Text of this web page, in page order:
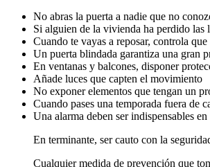
No abras la puerta a nadie que no
Si alguien de la vivienda ha perdido las
Cuando te vayas a reposar, controla
Un puerta blindada garantiza una gran
En ventanas y balcones, disponer
Añade luces que capten el movimiento
No exponer elementos que tengan un
Cuando pases una temporada fuera de
Una alarma deben ser indispensables en
En terminante, ser cauto con la
Cualquier medida de prevención que